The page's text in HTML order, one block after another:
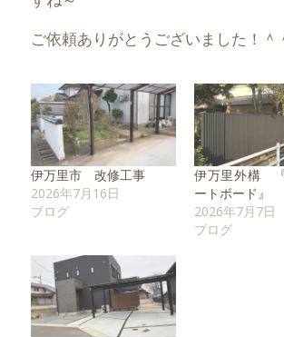
ご依頼ありがとうございました！＾
伊万里市 改修工事
2026年7月16日
ブログ
伊万里外構
ートボード』
2026年7月7日
ブログ